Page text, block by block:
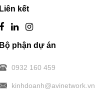
Liên kết
Bộ phận dự án
0932 160 459
kinhdoanh@avinetwork.vn